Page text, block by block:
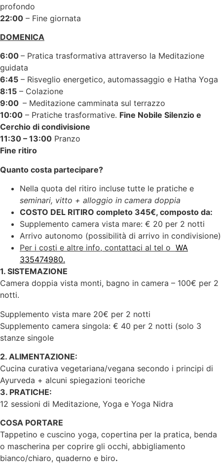
profondo
22:00 – Fine giornata
DOMENICA
6:00 – Pratica trasformativa attraverso la Meditazione
guidata
6:45 – Risveglio energetico, automassaggio e Hatha Yoga
8:15 – Colazione
9:00 – Meditazione camminata sul terrazzo
10:00 – Pratiche trasformative. Fine Nobile Silenzio e
Cerchio di condivisione
11:30 – 13:00 Pranzo
Fine ritiro
Quanto costa partecipare?
Nella quota del ritiro incluse tutte le pratiche e
seminari, vitto + alloggio in camera doppia
COSTO DEL RITIRO completo 345€, composto da:
Supplemento camera vista mare: € 20 per 2 notti
Arrivo autonomo (possibilità di arrivo in condivisione)
Per i costi e altre info, contattaci al tel o WA
335474980.
1. SISTEMAZIONE
Camera doppia vista monti, bagno in camera – 100€ per 2
notti.
Supplemento vista mare 20€ per 2 notti
Supplemento camera singola: € 40 per 2 notti (solo 3
stanze singole
2. ALIMENTAZIONE:
Cucina curativa vegetariana/vegana secondo i principi di
Ayurveda + alcuni spiegazioni teoriche
3. PRATICHE:
12 sessioni di Meditazione, Yoga e Yoga Nidra
COSA PORTARE
Tappetino e cuscino yoga, copertina per la pratica, benda
o mascherina per coprire gli occhi, abbigliamento
bianco/chiaro, quaderno e biro.